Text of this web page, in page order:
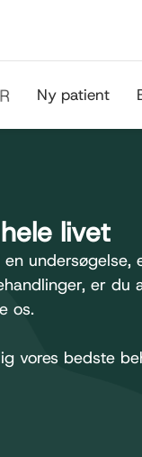
Ny patient
livet
undersøgelse,
er du
os.
vores bedste